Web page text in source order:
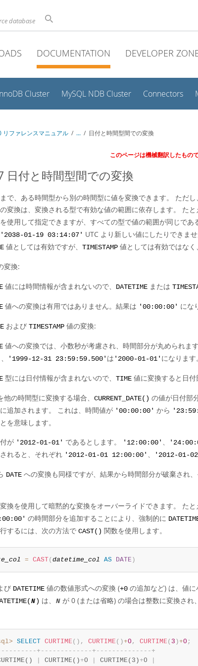
database
DOCUMENTATION DEVELOPER
Cluster MySQL NDB Cluster Connectors
リファレンスマニュアル / ... / 日付と時間型間での変換
このページは機械翻訳したもので
日付と時間型間での変換
で、ある時間型から別の時間型に値を変換できます。 ただ
変換は、変換される型で有効な値の範囲に依存します。 たと
使用して指定できますが、すべての型で値の範囲が同じであ
'2038-01-19 03:14:07' UTC より新しい値にしたりできませ
値としては有効ですが、 TIMESTAMP 値としては有効ではなく、
変換:
値には時間情報が含まれないので、 DATETIME または
値への変換は有用ではありません。結果は '00:00:00' にな
および TIMESTAMP 値の変換:
値への変換では、小数秒が考慮され、時間部分が丸められます
'1999-12-31 23:59:59.500' は '2000-01-01' になります。
型には日付情報が含まれないので、 TIME 値に変換すると日付
他の時間型に変換する場合、 CURRENT_DATE() の値が日付部
追加されます。 これは、時間値が '00:00:00' から
を意味します。
が '2012-01-01' であるとします。 '12:00:00' 、
れると、それぞれ '2012-01-01 12:00:00' 、 '2012-01-
DATE への変換も同様ですが、結果から時間部分が破棄され
換を使用して暗黙的な変換をオーバーライドできます。 たと
の時間部分を追加することにより、強制的に
するには、次の方法で CAST() 関数を使用します。
= CAST(datetime_col AS DATE )
び DATETIME 値の数値形式への変換 (+0 の追加など) は、値
N ) は、 N が 0 (または省略) の場合は整数に変換され、
SELECT CURTIME ( ) , CURTIME ( )+0 , CURTIME ( 3 )+0 ;
- - - - - - - - - + - - - - - - - - - - - - - + - - - - - - - - - - - - - - +
CURTIME() +0 CURTIME(3) +0